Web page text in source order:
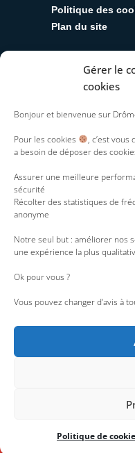
Gérer le
cookies
Bonjour et bienvenue sur
Pour les cookies
, c’est
a besoin de déposer des
Assurer une meilleure
sécurité
Récolter des statistiques de
anonyme
Notre seul but : améliorer nos
une expérience la plus
Ok pour vous ?
Vous pouvez changer d'avis à
Politique de
Politique des
Plan du site
Y
o
u
t
u
e
T
w
t
t
r
Accessibilité : partiellement